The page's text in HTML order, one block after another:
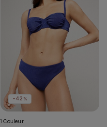
-42%
1 Couleur